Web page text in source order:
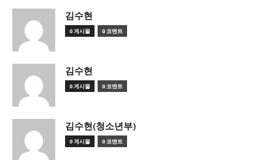
김수현
0 게시물 0 코멘트
김수현
0 게시물 0 코멘트
김수현(청소년부)
0 게시물 0 코멘트